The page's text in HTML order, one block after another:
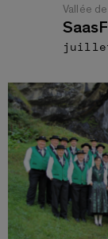
Vallée
juillet